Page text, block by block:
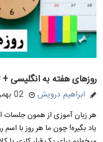
روزهای هفته به انگلیسی
ابراهیم درویش 02 بهمن 1400
هر زبان آموزی از همون جلسات
یاد بگیره! چون ما هر روز با اسم